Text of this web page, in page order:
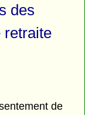
des
retraite
de